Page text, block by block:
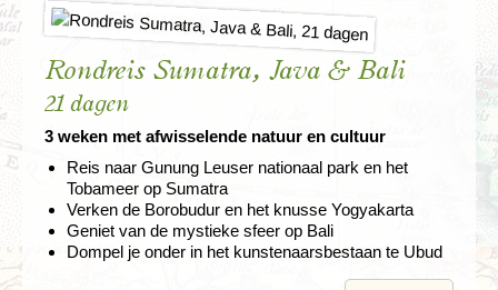
Rondreis Sumatra, Java & Bali
21 dagen
3 weken met afwisselende natuur en cultuur
Reis naar Gunung Leuser nationaal park en het
Tobameer op Sumatra
Verken de Borobudur en het knusse Yogyakarta
Geniet van de mystieke sfeer op Bali
Dompel je onder in het kunstenaarsbestaan te Ubud